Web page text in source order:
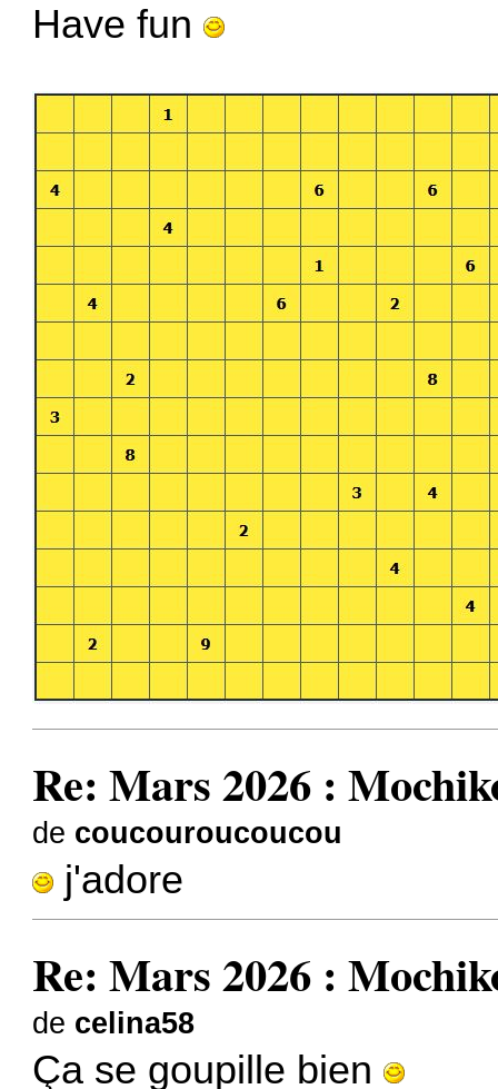
Have fun
Re: Mars 2026 :
de coucouroucoucou
j'adore
Re: Mars 2026 :
de celina58
Ça se goupille bien